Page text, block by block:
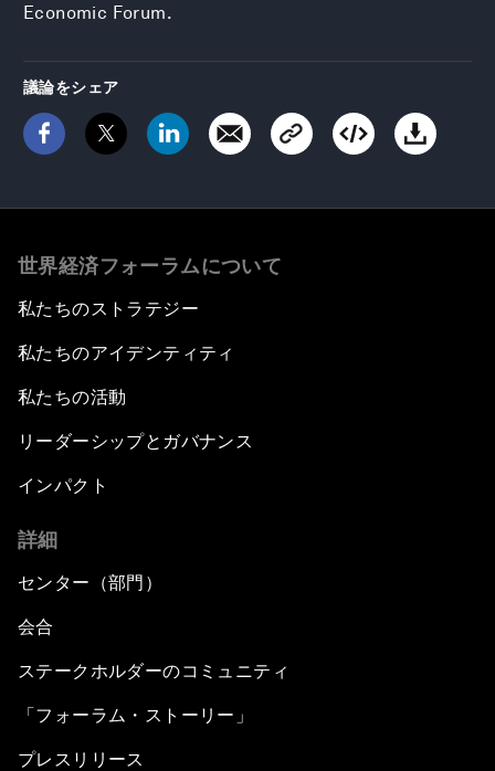
Economic Forum.
議論をシェア
世界経済フォーラムについて
私たちのストラテジー
私たちのアイデンティティ
私たちの活動
リーダーシップとガバナンス
インパクト
詳細
センター（部門）
会合
ステークホルダーのコミュニティ
「フォーラム・ストーリー」
プレスリリース